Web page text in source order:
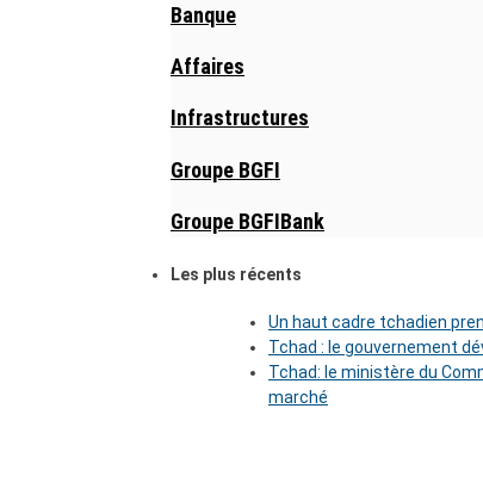
Banque
Affaires
Infrastructures
Groupe BGFI
Groupe BGFIBank
Les plus récents
Un haut cadre tchadien
Tchad : le gouvernement
Tchad: le ministère du
marché